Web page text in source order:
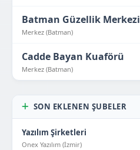
Batman Güzellik Merkezi
Merkez (Batman)
Cadde Bayan Kuaförü
Merkez (Batman)
SON EKLENEN ŞUBELER
Yazılım Şirketleri
Onex Yazılım (İzmir)